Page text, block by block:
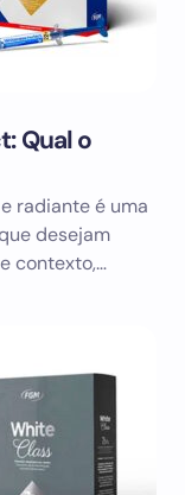
Qual o
radiante é uma
desejam
contexto,…